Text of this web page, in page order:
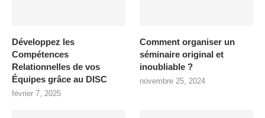
Développez les
Compétences
Relationnelles de vos
Équipes grâce au DISC
février 7, 2025
Comment organiser un
séminaire original et
inoubliable ?
novembre 25, 2024